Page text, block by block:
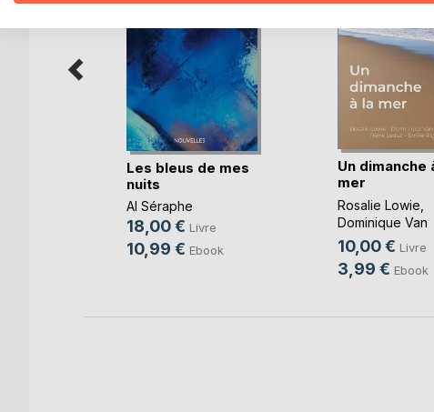
Les bleus de mes
nuits
Al Séraphe
18,00 € Livre
10,99 € Ebook
Un dimanche
mer
Rosalie Lowie
Dominique Van
Cotthem, ...
10,00 € Livre
3,99 € Ebook